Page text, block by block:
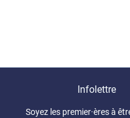
Infolettre
Soyez les premier·ères à